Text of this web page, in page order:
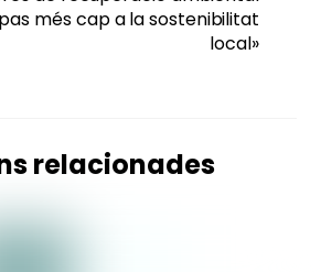
pas més cap a la sostenibilitat
local»
relacionades